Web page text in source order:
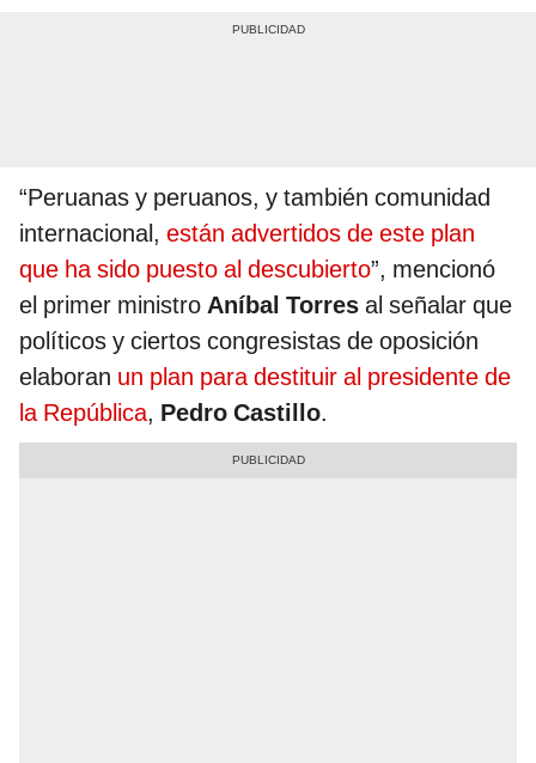
“Peruanas y peruanos, y también comunidad
internacional, están advertidos de este plan
que ha sido puesto al descubierto”, mencionó
el primer ministro Aníbal Torres al señalar que
políticos y ciertos congresistas de oposición
elaboran un plan para destituir al presidente de
la República, Pedro Castillo.